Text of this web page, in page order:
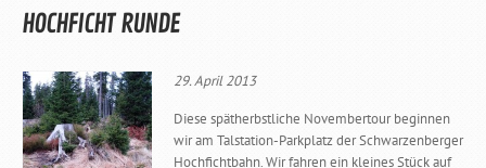
HOCHFICHT RUNDE
29. April 2013
Diese spätherbstliche Novembertour beginnen
wir am Talstation-Parkplatz der Schwarzenberger
Hochfichtbahn. Wir fahren ein kleines Stück auf